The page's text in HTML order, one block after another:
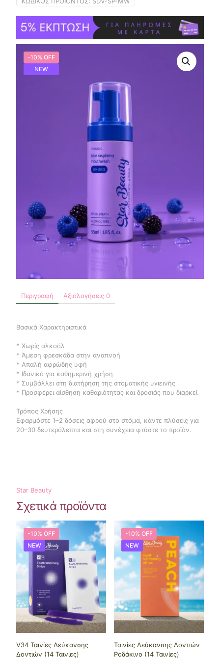
-10% OFF
NEW
Περιγραφή Αξιολογήσεις 0
Βασικά Χαρακτηριστικά
* Χωρίς αλκοόλ
* Άμεση φρεσκάδα στην αναπνοή
* Απαλή αφρώδης υφή
* Ιδανικό για καθημερινή χρήση
* Συμβάλλει στη διατήρηση της στοματικής υγιεινής
* Προσφέρει αίσθηση καθαριότητας και δροσιάς που διαρκεί
Τρόπος Χρήσης
Εφαρμόστε 1–2 δόσεις αφρού στο στόμα, κάντε πλύσεις για
20–30 δευτερόλεπτα και στη συνέχεια φτύστε το προϊόν.
Star Beauty
Σχετικά προϊόντα
-10% OFF
NEW
V34 Ταινίες Λεύκανσης
Δοντιών (14 Ταινίες)
-10% OFF
NEW
Ταινίες Λεύκανσης Δοντιών
Ροδάκινο (14 Ταινίες)